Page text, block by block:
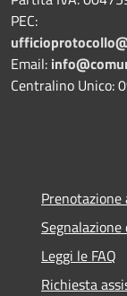
PEC:
Email:
Centralino Unico:
Leggi le FAQ
Richiesta